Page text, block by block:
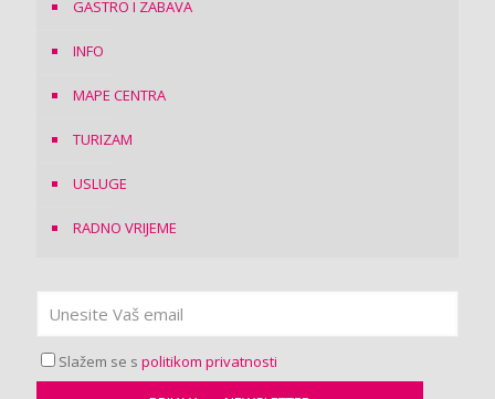
GASTRO I ZABAVA
INFO
MAPE CENTRA
TURIZAM
USLUGE
RADNO VRIJEME
Slažem se s politikom privatnosti